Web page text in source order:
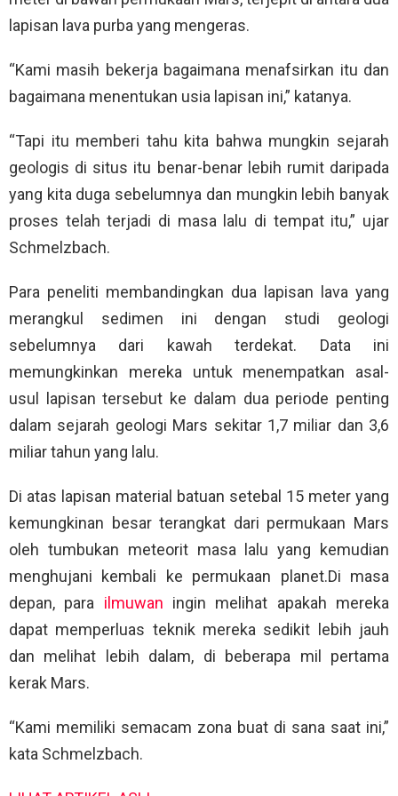
lapisan lava purba yang mengeras.
“Kami masih bekerja bagaimana menafsirkan itu dan
bagaimana menentukan usia lapisan ini,” katanya.
“Tapi itu memberi tahu kita bahwa mungkin sejarah
geologis di situs itu benar-benar lebih rumit daripada
yang kita duga sebelumnya dan mungkin lebih banyak
proses telah terjadi di masa lalu di tempat itu,” ujar
Schmelzbach.
Para peneliti membandingkan dua lapisan lava yang
merangkul sedimen ini dengan studi geologi
sebelumnya dari kawah terdekat. Data ini
memungkinkan mereka untuk menempatkan asal-
usul lapisan tersebut ke dalam dua periode penting
dalam sejarah geologi Mars sekitar 1,7 miliar dan 3,6
miliar tahun yang lalu.
Di atas lapisan material batuan setebal 15 meter yang
kemungkinan besar terangkat dari permukaan Mars
oleh tumbukan meteorit masa lalu yang kemudian
menghujani kembali ke permukaan planet.Di masa
depan, para ilmuwan ingin melihat apakah mereka
dapat memperluas teknik mereka sedikit lebih jauh
dan melihat lebih dalam, di beberapa mil pertama
kerak Mars.
“Kami memiliki semacam zona buat di sana saat ini,”
kata Schmelzbach.